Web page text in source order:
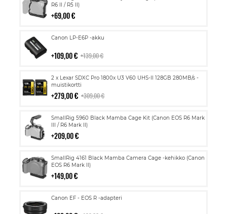
R6 II / R5 II)
69,00 €
ostoskoriin
Canon LP-E6P -akku
109,00 € 139,00 €
Lisää
2 x Lexar SDXC Pro 1800x U3 V60 UHS-II 128GB 280MB/s -
muistikortti
279,00 € 309,00 €
Lisää
ostoskoriin
SmallRig 5960 Black Mamba Cage Kit (Canon EOS R6 Mark
III / R6 Mark II)
209,00 €
Lisää
ostoskoriin
SmallRig 4161 Black Mamba Camera Cage -kehikko (Canon
EOS R6 Mark II)
149,00 €
Lisää
ostoskoriin
Canon EF - EOS R -adapteri
Lisää